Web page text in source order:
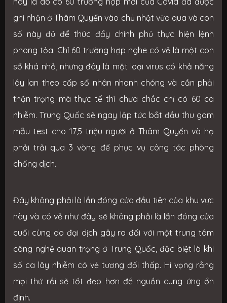
ghi nhận ở Thâm Quyến vào chủ nhật vừa qua và con
số này đủ để thúc đẩy chính phủ thực hiện lệnh
phong tỏa. Chỉ 60 trường hợp nghe có vẻ là một con
số khá nhỏ, nhưng đây là một loại virus có khả năng
lây lan theo cấp số nhân nhanh chóng và cần phải
thận trọng mà thực tế thì chưa chắc chỉ có 60 ca
nhiễm. Trung Quốc sẽ ngay lập tức bắt đầu thu gom
mẫu test cho 17,5 triệu người ở Thâm Quyến và họ
phải trải qua 3 vòng để phục vụ công tác phòng
chống dịch.
Đây không phải là lần đóng cửa đầu tiên của khu vực
này và có vẻ như đây sẽ không phải là lần đóng cửa
cuối cùng do đại dịch gây ra đối với một trung tâm
công nghệ quan trọng ở Trung Quốc, đặc biệt là khi
số ca lây nhiễm có vẻ tương đối thấp. Hi vọng rằng
mọi thứ rồi sẽ tốt đẹp hơn để nguồn cung ứng ổn
định.